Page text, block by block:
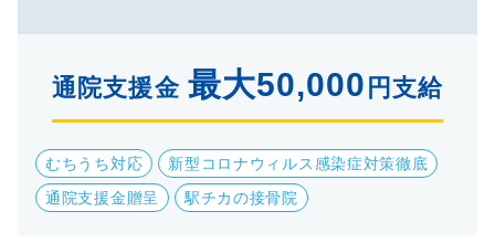
通院支援金 最大50,000 円支給
むちうち対応
新型コロナウィルス感染症対策徹底
通院支援金贈呈
駅チカの接骨院